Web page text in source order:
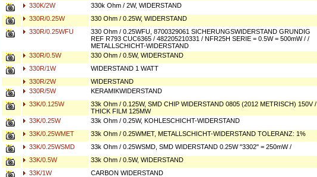
330K/2W
330k Ohm / 2W, WIDERSTAND
330R/0.25W
330 Ohm / 0.25W, WIDERSTAND
330R/0.25WFU
330 Ohm / 0.25WFU, 8700329061 SICHERUNGSWIDERSTAND GRUNDIG
REF R793 CUC6365 / 482205210331 / NFR25H SERIE = 0.5W = 500mW / /
METALLSCHICHT-WIDERSTAND
330R/0.5W 330 Ohm / 0.5W, WIDERSTAND
330R/1W
WIDERSTAND 1 WATT
330R/2W
WIDERSTAND
330R/5W
KERAMIKWIDERSTAND
33K/0.125W
33k Ohm / 0.125W, SMD CHIP WIDERSTAND 0805 (2012 METRISCH) 150V /
THICK FILM 125MW
33K/0.25W 33k Ohm / 0.25W, KOHLESCHICHT-WIDERSTAND
33K/0.25WMET
33k Ohm / 0.25WMET, METALLSCHICHT-WIDERSTAND TOLERANZ: 1%
33K/0.25WSMD
33k Ohm / 0.25WSMD, SMD WIDERSTAND 0.25W "3302" = 250mW /
33K/0.5W
33k Ohm / 0.5W, WIDERSTAND
33K/1W
CARBON WIDERSTAND